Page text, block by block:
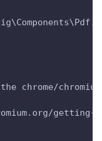
chrome/
getting-